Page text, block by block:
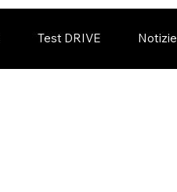
Test DRIVE Notizie